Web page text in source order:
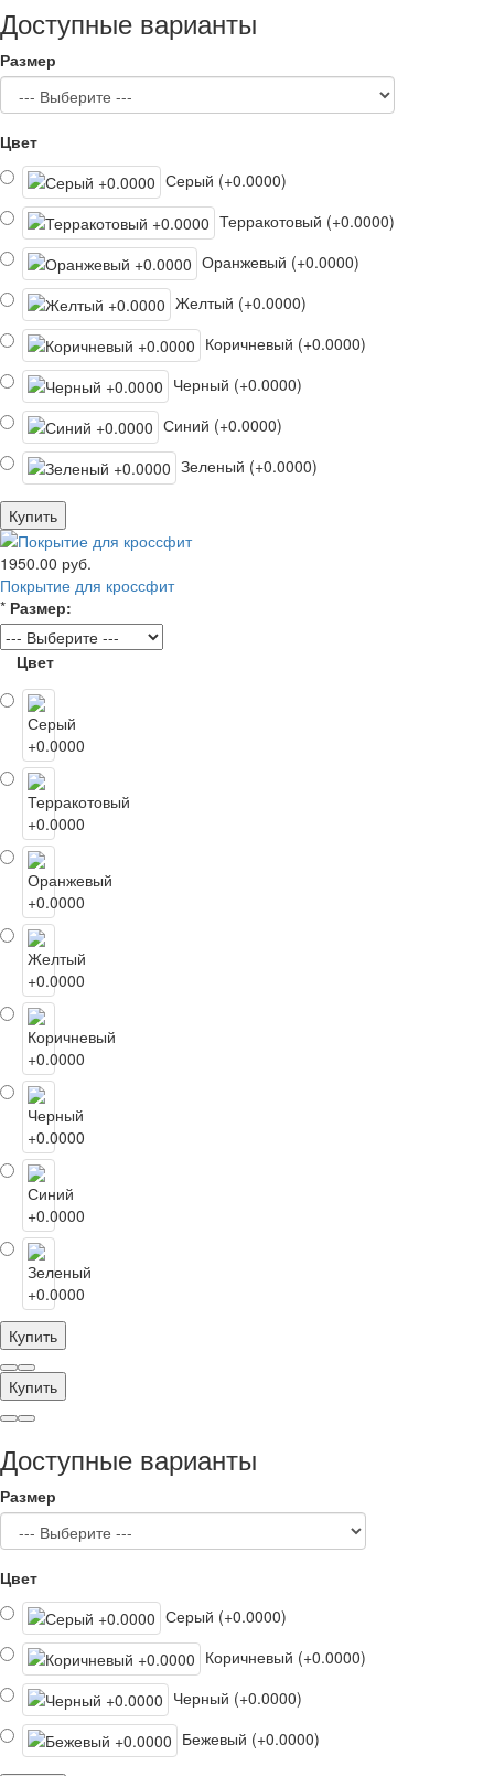
Доступные варианты
Размер
Цвет
Серый (+0.0000)
Терракотовый (+0.0000)
Оранжевый (+0.0000)
Желтый (+0.0000)
Коричневый (+0.0000)
Черный (+0.0000)
Синий (+0.0000)
Зеленый (+0.0000)
Купить
1950.00 руб.
Покрытие для кроссфит
* Размер:
Цвет
Купить
Купить
Доступные варианты
Размер
Цвет
Серый (+0.0000)
Коричневый (+0.0000)
Черный (+0.0000)
Бежевый (+0.0000)